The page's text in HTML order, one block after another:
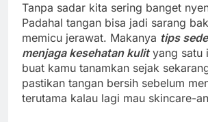
Tanpa sadar kita sering banget
Padahal tangan bisa jadi sarang
memicu jerawat. Makanya tips
menjaga kesehatan kulityang satu
buat kamu tanamkan sejak
pastikan tangan bersih sebelum
terutama kalau lagi mau skincare-